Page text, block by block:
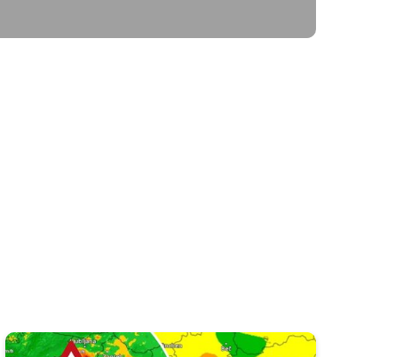
Kako pronaći upozorenje za nevrijeme. Obavijest za vaše mjesto. . .